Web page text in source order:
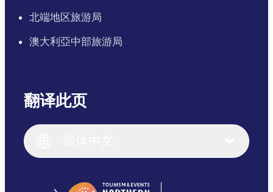
北端地区旅游局
澳大利亞中部旅游局
翻译此页
English
English (US)
English